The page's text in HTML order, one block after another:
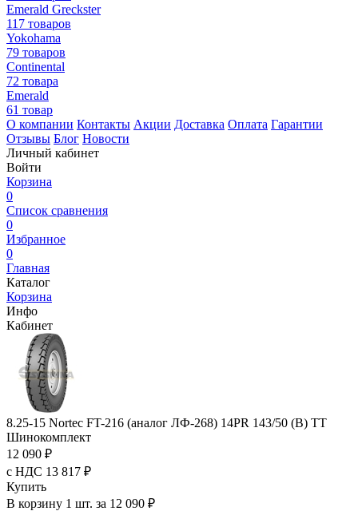
Emerald Greckster
117 товаров
Yokohama
79 товаров
Continental
72 товара
Emerald
61 товар
О компании Контакты Акции Доставка Оплата Гарантии
Отзывы Блог Новости
Личный кабинет
Войти
Корзина
0
Список сравнения
0
Избранное
0
Главная
Каталог
Корзина
Инфо
Кабинет
8.25-15 Nortec FT-216 (аналог ЛФ-268) 14PR 143/50 (B) TT
Шинокомплект
12 090 ₽
с НДС 13 817 ₽
Купить
В корзину 1 шт. за 12 090 ₽